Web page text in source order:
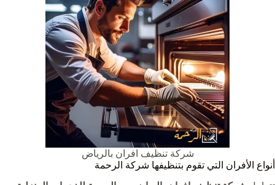
شركة تنظيف افران بالرياض
أنواع الأفران التي تقوم بتنظيفها شركة الرحمة